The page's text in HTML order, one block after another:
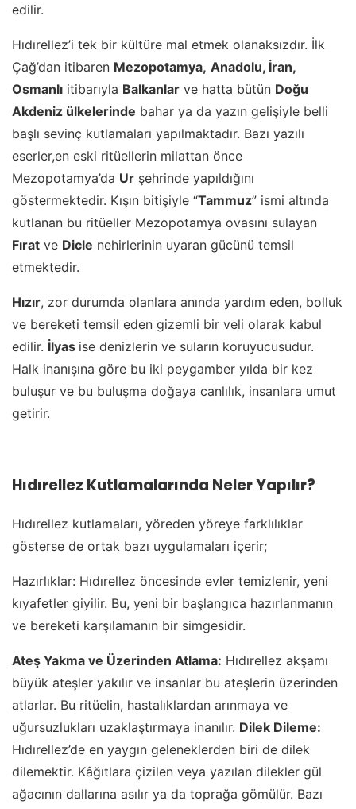
edilir.
Hıdırellez’i tek bir kültüre mal etmek olanaksızdır. İlk
Çağ’dan itibaren Mezopotamya, Anadolu, İran,
Osmanlı itibarıyla Balkanlar ve hatta bütün Doğu
Akdeniz ülkelerinde bahar ya da yazın gelişiyle belli
başlı sevinç kutlamaları yapılmaktadır. Bazı yazılı
eserler,en eski ritüellerin milattan önce
Mezopotamya’da Ur şehrinde yapıldığını
göstermektedir. Kışın bitişiyle “Tammuz” ismi altında
kutlanan bu ritüeller Mezopotamya ovasını sulayan
Fırat ve Dicle nehirlerinin uyaran gücünü temsil
etmektedir.
Hızır, zor durumda olanlara anında yardım eden, bolluk
ve bereketi temsil eden gizemli bir veli olarak kabul
edilir. İlyas ise denizlerin ve suların koruyucusudur.
Halk inanışına göre bu iki peygamber yılda bir kez
buluşur ve bu buluşma doğaya canlılık, insanlara umut
getirir.
Hıdırellez Kutlamalarında Neler Yapılır?
Hıdırellez kutlamaları, yöreden yöreye farklılıklar
gösterse de ortak bazı uygulamaları içerir;
Hazırlıklar: Hıdırellez öncesinde evler temizlenir, yeni
kıyafetler giyilir. Bu, yeni bir başlangıca hazırlanmanın
ve bereketi karşılamanın bir simgesidir.
Ateş Yakma ve Üzerinden Atlama: Hıdırellez akşamı
büyük ateşler yakılır ve insanlar bu ateşlerin üzerinden
atlarlar. Bu ritüelin, hastalıklardan arınmaya ve
uğursuzlukları uzaklaştırmaya inanılır. Dilek Dileme:
Hıdırellez’de en yaygın geleneklerden biri de dilek
dilemektir. Kâğıtlara çizilen veya yazılan dilekler gül
ağacının dallarına asılır ya da toprağa gömülür. Bazı